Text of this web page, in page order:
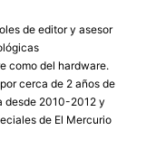
de editor y asesor
como del hardware.
cerca de 2 años de
desde 2010-2012 y
de El Mercurio